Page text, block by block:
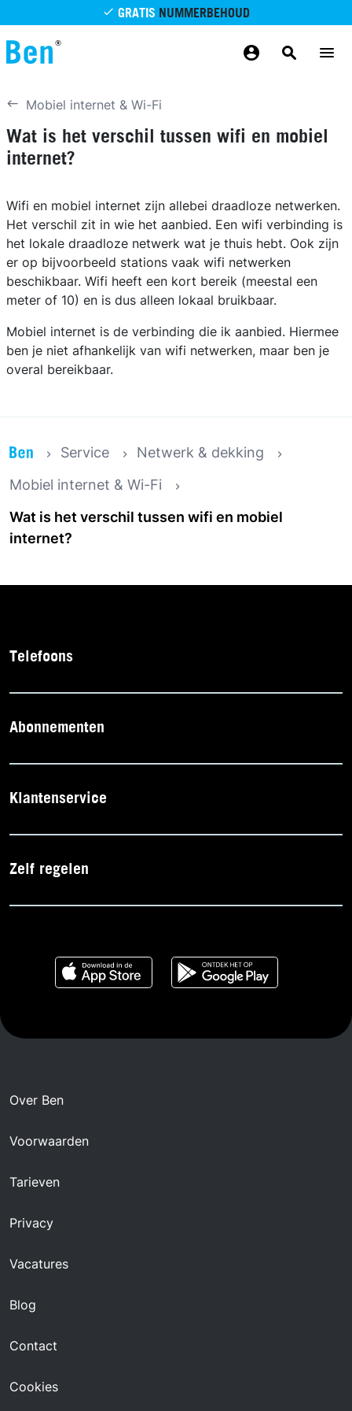
Overslaan en naar de inhoud gaan
GRATIS NUMMERBEHOUD
Mobiel internet & Wi-Fi
Wat is het verschil tussen wifi en mobiel
internet?
Wifi en mobiel internet zijn allebei draadloze netwerken.
Het verschil zit in wie het aanbied. Een wifi verbinding is
het lokale draadloze netwerk wat je thuis hebt. Ook zijn
er op bijvoorbeeld stations vaak wifi netwerken
beschikbaar. Wifi heeft een kort bereik (meestal een
meter of 10) en is dus alleen lokaal bruikbaar.
Mobiel internet is de verbinding die ik aanbied. Hiermee
ben je niet afhankelijk van wifi netwerken, maar ben je
overal bereikbaar.
Service
Netwerk & dekking
Mobiel internet & Wi-Fi
Wat is het verschil tussen wifi en mobiel
internet?
Telefoons
Abonnementen
Klantenservice
Zelf regelen
Over Ben
Voorwaarden
Tarieven
Privacy
Vacatures
Blog
Contact
Cookies